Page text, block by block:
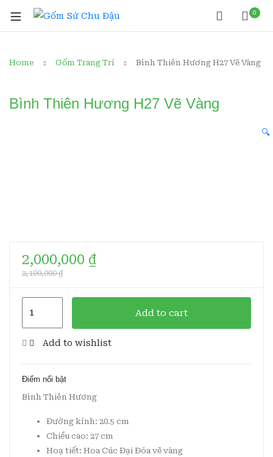
0
Home Gốm Trang Trí Bình Thiên Hương H27 Vẽ Vàng
Bình Thiên Hương H27 Vẽ Vàng
🔍
2,000,000 ₫
2,100,000₫
Vàng
quantity
Add to cart
Add to wishlist
Điểm nổi bật
Bình Thiên Hương
Đường kính: 20.5 cm
Chiều cao: 27 cm
Hoạ tiết: Hoa Cúc Đại Đóa vẽ vàng